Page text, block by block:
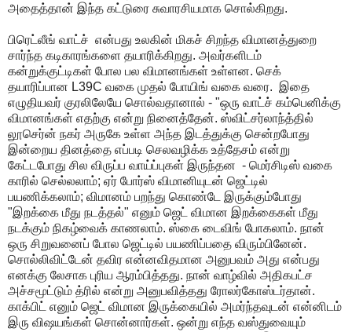
அதைத்தான் இந்த கட்டுரை சுவாரசியமாக சொல்கிறது.
பிரெட்லீங் வாட்ச் என்பது உலகின் மிகச் சிறந்த விமானத்துறை
சார்ந்த கடிகாரங்களை தயாரிக்கிறது. அவர்களிடம்
கன்றுக்குட்டிகள் போல பல விமானங்கள் உள்ளன. செக்
தயாரிப்பான L39C வகை முதல் போயிங் வகை வரை. இதை
எழுதியவர் குரலிலேயே சொல்வதானால் - "ஒரு வாட்ச் கம்பெனிக்கு
விமானங்கள் எதற்கு என்று நினைத்தேன். ஸ்விட்சர்லாந்த்தில்
லூசெர்ன் நகர் அருகே உள்ள அந்த இடத்துக்கு சென்றபோது
இன்றைய தினத்தை எப்படி செலவழிக்க உத்தேசம் என்று
கேட்டபோது சில விருப்ப வாய்ப்புகள் இருந்தன - மெர்சிடிஸ் வகை
காரில் செல்லலாம்; ஏர் போர்ஸ் விமானியுடன் ஜெட்டில்
பயணிக்கலாம்; விமானம் பறந்து கொண்டே இருக்கும்போது
"இறக்கை மீது நடத்தல்" எனும் ஜெட் விமான இறக்கைகள் மீது
நடக்கும் நிகழ்வைக் காணலாம். ஸ்கை டைவிங் போகலாம். நான்
ஒரு சிறுவனைப் போல ஜெட்டில் பயணிப்பதை விரும்பினேன்.
சொல்லிவிட்டேன் தவிர என்னவிதமான அனுபவம் அது என்பது
எனக்கு லேசாக புரிய ஆரம்பித்தது. நான் வாழ்வில் அதிகபட்ச
அச்சமூட்டும் த்ரில் என்று அனுபவித்தது ரோலர்கோஸ்டர்தான்.
காக்பிட் எனும் ஜெட் விமான இருக்கையில் அமர்ந்தவுடன் என்னிடம்
இரு விஷயங்கள் சொன்னார்கள். ஒன்று எந்த வஸ்துவையும்